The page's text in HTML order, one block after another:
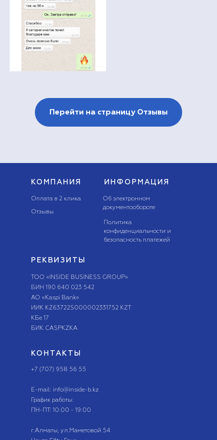
Перейти на страницу Отзывы
КОМПАНИЯ
Оплата в 2 клика
ИНФОРМАЦИЯ
РЕКВИЗИТЫ
ТОО «INSIDE BUSINESS GROUP»
БИН 190 640 023 542
АО «Kaspi Bank»
ИИК KZ63722S000002331752 KZT
КБе 17
БИК CASPKZKA
КОНТАКТЫ
+7 (707) 958 56 55
E-mail: info@inside-b.kz
График работы:
ПН-ПТ: 10:00 - 19:00
г.Алматы, ​ул.Маметовой 54
Отзывы
Об электронном
документообороте
Политика
конфиденциальности и
безопасность платежей